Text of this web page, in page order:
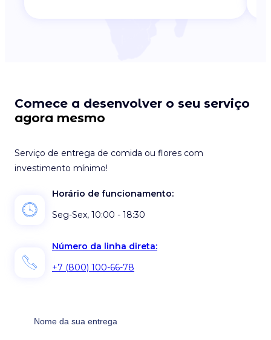
Comece a desenvolver o seu serviço
agora mesmo
Serviço de entrega de comida ou flores com
investimento mínimo!
Horário de funcionamento:
Seg-Sex, 10:00 - 18:30
Número da linha direta:
+7 (800) 100-66-78